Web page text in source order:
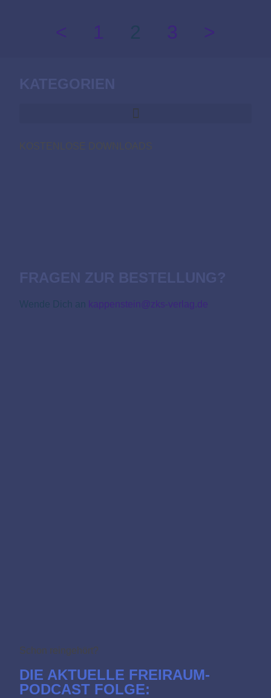
KATEGORIEN
KOSTENLOSE DOWNLOADS
FRAGEN ZUR BESTELLUNG?
Wende Dich an kappenstein@zks-verlag.de
Schon reingehört?
DIE AKTUELLE FREIRAUM-
PODCAST FOLGE:
< 1 3 >